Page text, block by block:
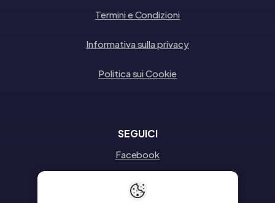
Termini e Condizioni
Informativa sulla privacy
Politica sui Cookie
SEGUICI
Facebook
Instagram